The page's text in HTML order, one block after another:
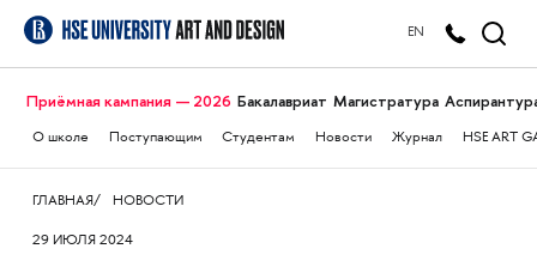
EN
Приёмная кампания — 2026 Бакалавриат Магистратура
О школе Поступающим Студентам Новости Журнал HSE ART
ГЛАВНАЯ НОВОСТИ
29 ИЮЛЯ 2024